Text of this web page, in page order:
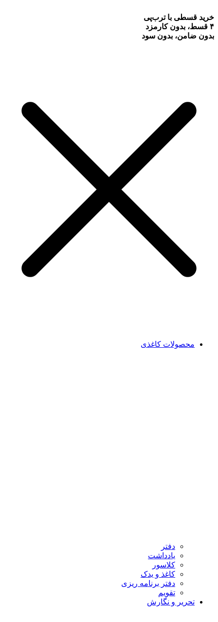
خرید قسطی با ترب‌پی
۴ قسط، بدون کارمزد
بدون ضامن، بدون سود
محصولات کاغذی
دفتر
یادداشت
کلاسور
کاغذ و یدک
دفتر برنامه ریزی
تقویم
تحریر و نگارش